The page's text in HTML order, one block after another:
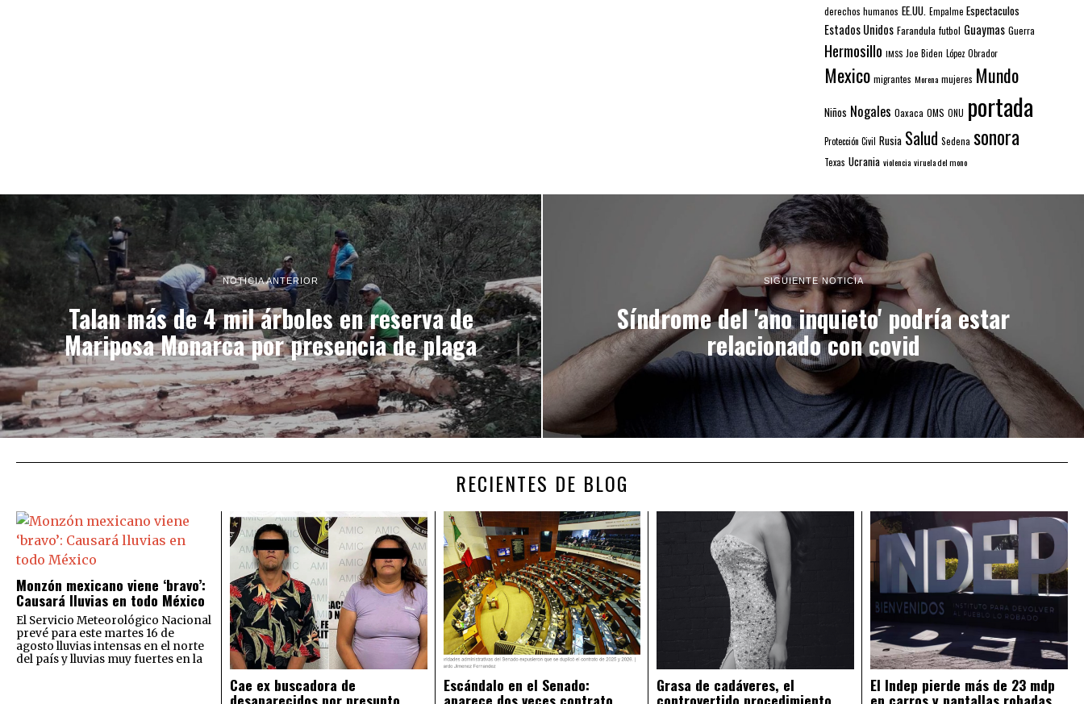
derechos humanos EE.UU. Empalme Espectaculos
Estados Unidos Farandula futbol Guaymas Guerra
Hermosillo IMSS Joe Biden López Obrador
Mexico migrantes Morena mujeres Mundo
Niños Nogales Oaxaca OMS ONU portada
Protección Civil Rusia Salud Sedena sonora
Texas Ucrania violencia viruela del mono
NOTICIA ANTERIOR
Talan más de 4 mil árboles en reserva de
Mariposa Monarca por presencia de plaga
SIGUIENTE NOTICIA
Síndrome del 'ano inquieto' podría estar
relacionado con covid
RECIENTES DE BLOG
Monzón mexicano viene ‘bravo’:
Causará lluvias en todo México
El Servicio Meteorológico Nacional
prevé para este martes 16 de
agosto lluvias intensas en el norte
del país y lluvias muy fuertes en la
Cae ex buscadora de
desaparecidos por presunto
Escándalo en el Senado:
aparece dos veces contrato
Grasa de cadáveres, el
controvertido procedimiento
El Indep pierde más de 23 mdp
en carros y pantallas robadas